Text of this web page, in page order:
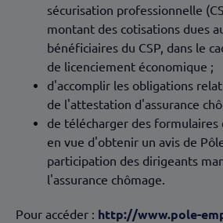
sécurisation professionnelle
montant des cotisations dues
bénéficiaires du CSP, dans le
de licenciement économique ;
d'accomplir les obligations
de l'attestation d'assurance
de télécharger des
en vue d'obtenir un avis de
participation des dirigeants
l'assurance chômage.
Pour accéder : http://www.pole-